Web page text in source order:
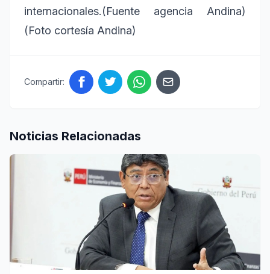
internacionales.(Fuente agencia Andina)
(Foto cortesía Andina)
Compartir:
Noticias Relacionadas